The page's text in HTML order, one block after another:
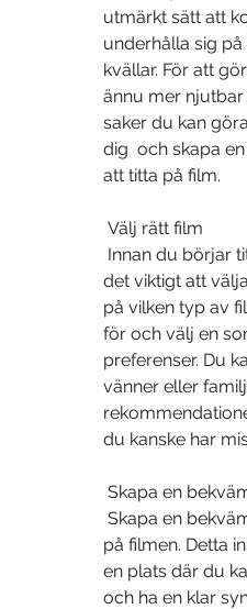
utmärkt sätt att
underhålla sig
kvällar. För att
ännu mer
saker du kan
dig  och skapa
att titta på film.
Välj rätt film
det viktigt att
på vilken typ av
för och välj en
preferenser. Du
vänner eller
du kanske har
Skapa en
på filmen. Detta
en plats där du
och ha en klar